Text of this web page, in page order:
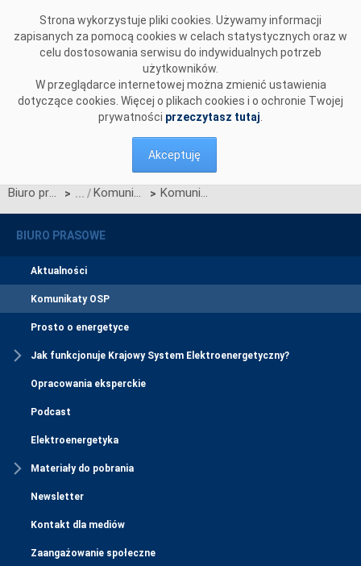
Strona wykorzystuje pliki cookies. Używamy informacji
zapisanych za pomocą cookies w celach statystycznych oraz w
celu dostosowania serwisu do indywidualnych potrzeb
użytkowników.
W przeglądarce internetowej można zmienić ustawienia
dotyczące cookies. Więcej o plikach cookies i o ochronie Twojej
prywatności przeczytasz tutaj
Akceptuję
Biuro prasowe > Komunikaty OSP > Komunikat OSP dotyczący zawieszenia procesu Jednolitego łączenia Rynków Dnia Bieżącego w dn. 26.10.2025
BIURO PRASOWE
Aktualności
Komunikaty OSP
Prosto o energetyce
Jak funkcjonuje Krajowy System Elektroenergetyczny?
Opracowania eksperckie
Podcast
Elektroenergetyka
Materiały do pobrania
Newsletter
Kontakt dla mediów
Zaangażowanie społeczne